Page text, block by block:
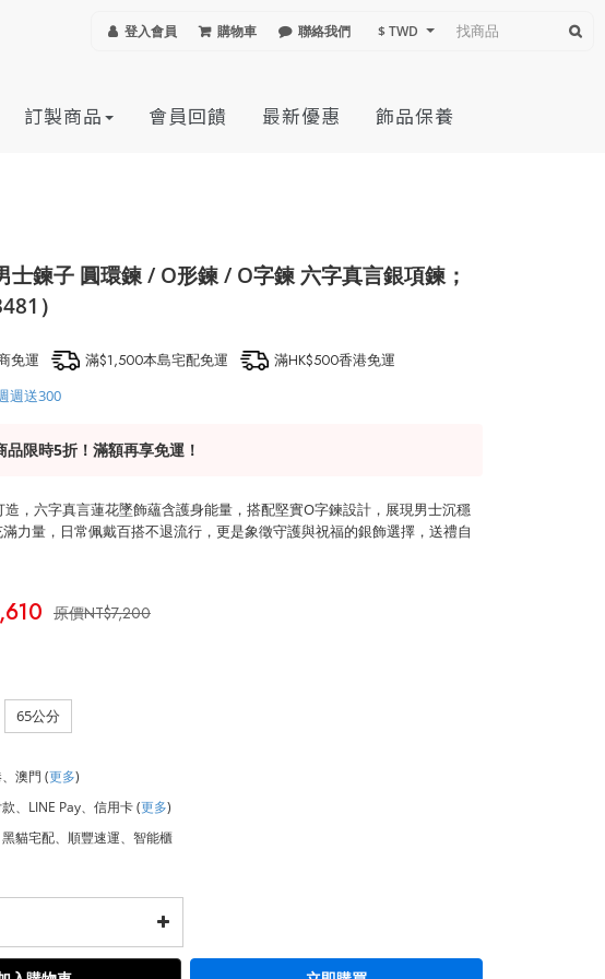
登入會員 購物車 聯絡我們 $ TWD
訂製商品 會員回饋 最新優惠 飾品保養
士鍊子 圓環鍊 / O形鍊 / O字鍊 六字真言銀項鍊；
）
免運 滿$1,500本島宅配免運 滿HK$500香港免運
週送300
品限時5折！滿額再享免運！
造，六字真言蓮花墜飾蘊含護身能量，搭配堅實O字鍊設計，展現男士沉穩
力量，日常佩戴百搭不退流行，更是象徵守護與祝福的銀飾選擇，送禮自
NT$7,200
65公分
澳門 (更多)
、LINE Pay、信用卡(更多)
貓宅配、順豐速運、智能櫃